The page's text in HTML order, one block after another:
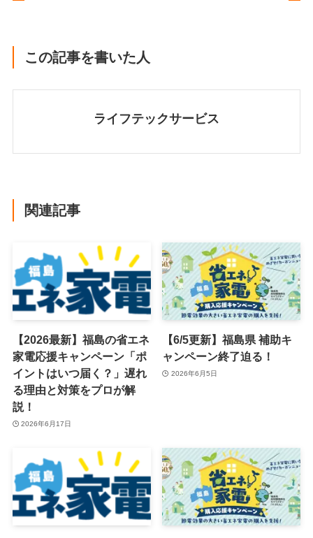
この記事を書いた人
ライフテックサービス
関連記事
【2026最新】福島の省エネ
家電応援キャンペーン「ポ
イントはいつ届く？」遅れ
る理由と対策をプロが解
説！
2026年6月17日
【6/5更新】福島県 補助キ
ャンペーン終了迫る！
2026年6月5日